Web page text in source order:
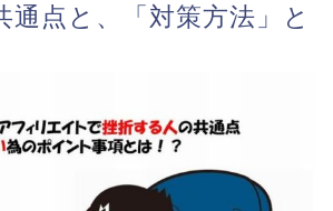
通点と、「対策方法」と